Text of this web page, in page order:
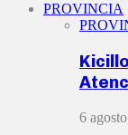
PROVINCIA
6